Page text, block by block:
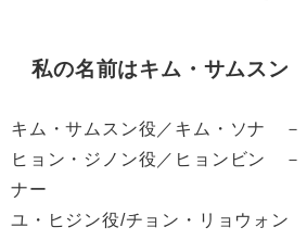
私の名前はキム・サムス
キム・サムスン役／キム・ソナ
ヒョン・ジノン役／ヒョンビン
ナー
ユ・ヒジン役/チョン・リョウォ